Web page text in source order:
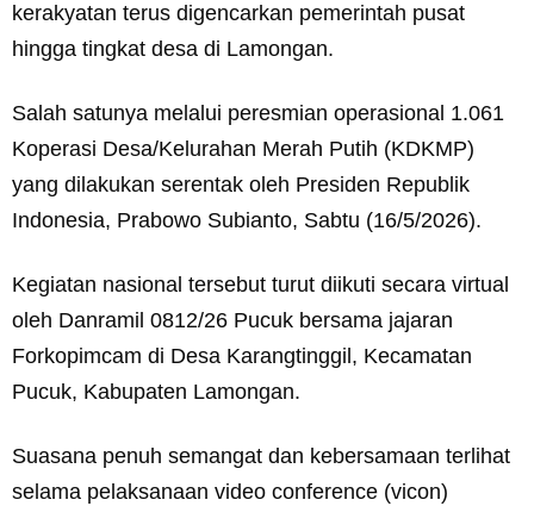
kerakyatan terus digencarkan pemerintah pusat
hingga tingkat desa di Lamongan.
Salah satunya melalui peresmian operasional 1.061
Koperasi Desa/Kelurahan Merah Putih (KDKMP)
yang dilakukan serentak oleh Presiden Republik
Indonesia, Prabowo Subianto, Sabtu (16/5/2026).
Kegiatan nasional tersebut turut diikuti secara virtual
oleh Danramil 0812/26 Pucuk bersama jajaran
Forkopimcam di Desa Karangtinggil, Kecamatan
Pucuk, Kabupaten Lamongan.
Suasana penuh semangat dan kebersamaan terlihat
selama pelaksanaan video conference (vicon)